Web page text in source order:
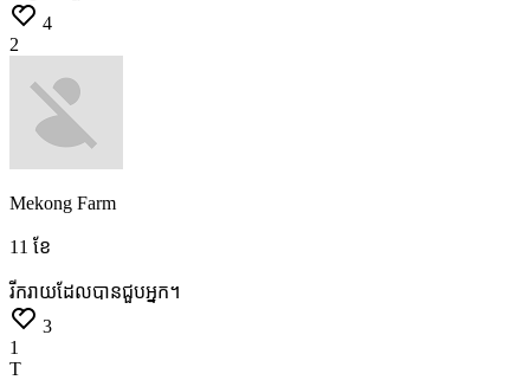
4
2
Mekong Farm
11 ខែ
រីករាយដែលបានជួបអ្នក។
3
1
T